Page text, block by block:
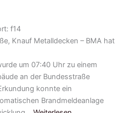
f14
Knauf Metalldecken – BMA hat
um 07:40 Uhr zu einem
an der Bundesstraße
konnte ein
Brandmeldeanlage